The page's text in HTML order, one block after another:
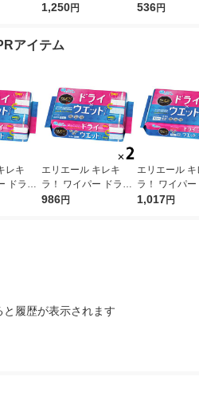
ち 食
切れがよい 長持ち 食
陽油脂
1,250円
ト キズをつけ
536円
アイテム
レキ
ドライ
ト 1パ
エリエール キレキ
ラ！ ワイパー ドライ
×ウエットシート 1セ
986円
エリエール キ
ラ！ ワイパ
×ウエットシ
1,017円
履歴が表示されます